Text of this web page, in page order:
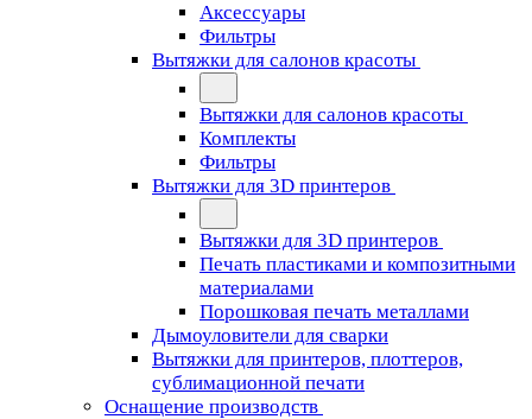
Аксессуары
Фильтры
Вытяжки для салонов красоты
Вытяжки для салонов красоты
Комплекты
Фильтры
Вытяжки для 3D принтеров
Вытяжки для 3D принтеров
Печать пластиками и композитными
материалами
Порошковая печать металлами
Дымоуловители для сварки
Вытяжки для принтеров, плоттеров,
сублимационной печати
Оснащение производств